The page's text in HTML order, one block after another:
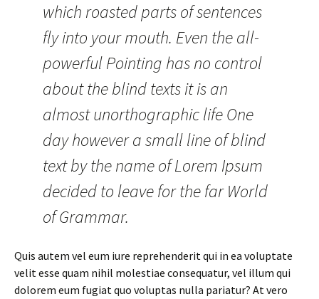
which roasted parts of sentences
fly into your mouth. Even the all-
powerful Pointing has no control
about the blind texts it is an
almost unorthographic life One
day however a small line of blind
text by the name of Lorem Ipsum
decided to leave for the far World
of Grammar.
Quis autem vel eum iure reprehenderit qui in ea voluptate
velit esse quam nihil molestiae consequatur, vel illum qui
dolorem eum fugiat quo voluptas nulla pariatur? At vero